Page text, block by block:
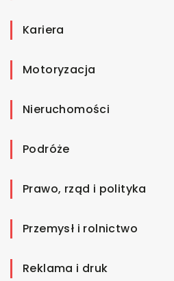
Kariera
Motoryzacja
Nieruchomości
Podróże
Prawo, rząd i polityka
Przemysł i rolnictwo
Reklama i druk